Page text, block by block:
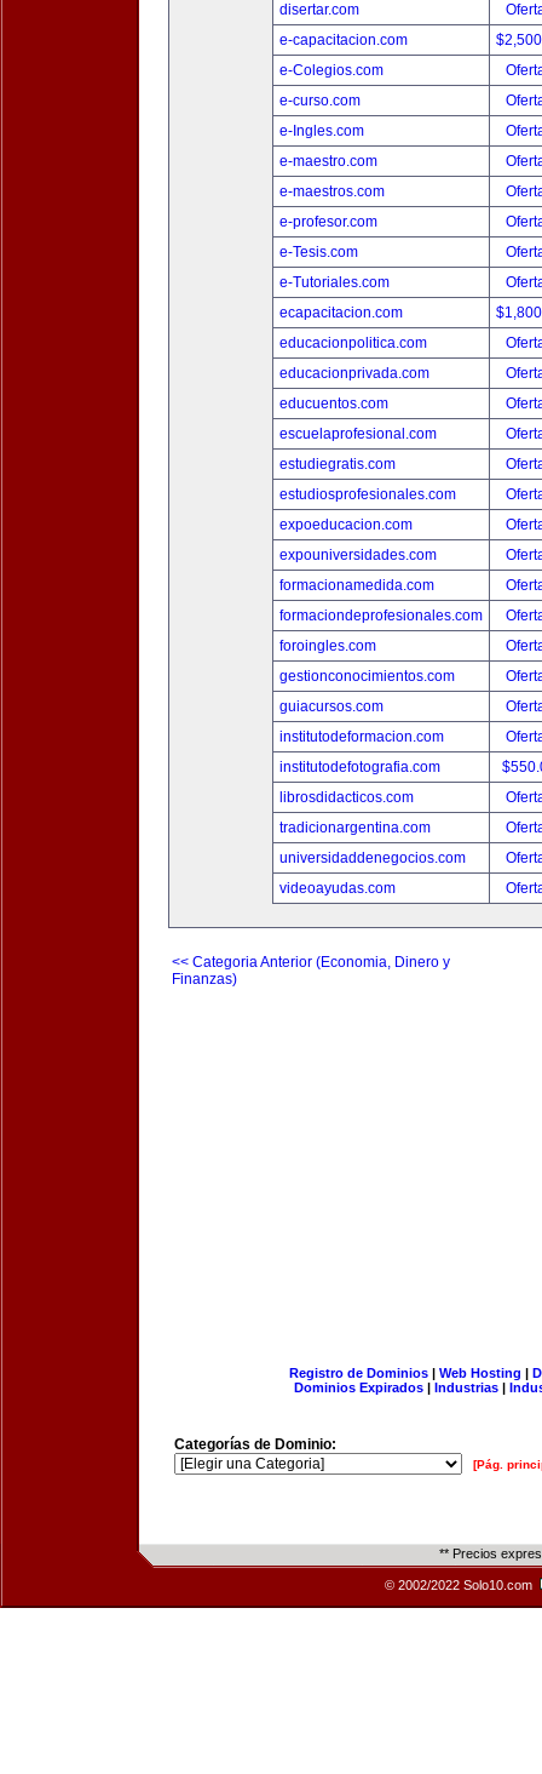
disertar.com
e-capacitacion.com
e-Colegios.com
e-curso.com
e-Ingles.com
e-maestro.com
e-maestros.com
e-profesor.com
e-Tesis.com
e-Tutoriales.com
ecapacitacion.com
educacionpolitica.com
educacionprivada.com
educuentos.com
escuelaprofesional.com
estudiegratis.com
estudiosprofesionales.com
expoeducacion.com
expouniversidades.com
formacionamedida.com
formaciondeprofesionales.com
foroingles.com
gestionconocimientos.com
guiacursos.com
institutodeformacion.com
institutodefotografia.com
librosdidacticos.com
tradicionargentina.com
universidaddenegocios.com
videoayudas.com
<< Categoria Anterior (Economia, Dinero y
Finanzas)
Registro de Dominios| Web Hosting |
Dominios Expirados | Industrias |
Categorías de Dominio:
[Pág.
** Precios
© 2002/2022 Solo10.com